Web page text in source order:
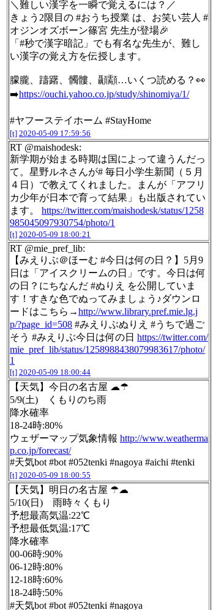
＼難しい漢字を一瞬で覚えるには？／
きょう2限目の #おうち授業 は、お笑い芸人 #
オジンオズボーン篠宮 先生が登場🎉
「#秒で漢字暗記」でも有名な先生が、難し
い漢字の覚え方を伝授します。
朦朧、躊躇、髑髏、顳顬…いくつ読める？👀
➡️https://ouchi.yahoo.co.jp/study/shinomiya/1/
#ヤフーステイホーム #StayHome
[t] 2020-05-09 17:59:56
RT @maishodesk:
新学期が始まる時期は国によって違うんだっ
て。星野ルネさんが# 毎日小学生新聞（５月
４日）で教えてくれました。まんが「アフリ
カ少年が日本で育って結果」も出版されてい
ます。 https://twitter.com/maishodesk/status/1258
985045097930754/photo/1
[t] 2020-05-09 18:00:21
RT @mie_pref_lib:
【みえりぶ＠ほーむ #今日は何の日？】5月9
日は「アイスクリームの日」です。今日は何
の日？にちなんだ #ぬりえ を公開していま
す！すきな色でぬってみましょう♪ダウンロ
ードはこちら→http://www.library.pref.mie.lg.j
p/?page_id=508 #みえりぶぬりえ #うちで過ご
そう #みえりぶ今日は何の日 https://twitter.com/
mie_pref_lib/status/1258988438079983617/photo/
1
[t] 2020-05-09 18:00:44
【天気】今日の名古屋 ☁☂
5/9(土) くもりのち雨
降水確率
18-24時:80%
ウェザーマップ気象情報 http://www.weatherma
p.co.jp/forecast/
#天気bot #bot #052tenki #nagoya #aichi #tenki
[t] 2020-05-09 18:00:55
【天気】明日の名古屋 ☂☁
5/10(日) 雨時々くもり
予想最高気温:22℃
予想最低気温:17℃
降水確率
00-06時:90%
06-12時:80%
12-18時:60%
18-24時:50%
#天気bot #bot #052tenki #nagoya